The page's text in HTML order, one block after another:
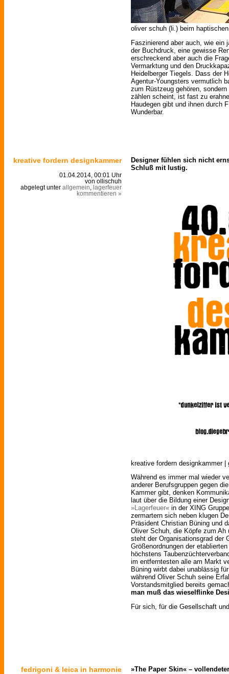
oliver schuh (li.) beim
Faszinierend aber auch, wie ein
der Buchdruck, eine gewisse
erschreckend aber auch die
Vermarktung und den
Heidelberger Tiegels. Dass der
Agentur-Youngsters vermutlich
zum Rüstzeug gehören,
zählen scheint, ist fast zu
Haudegen gibt und ihnen durch
Wunderbar.
kreative fordern designkammer
01.04.2014, 00:01 Uhr
von ollischuh
abgelegt unter allgemein
lagerfeuer
kommentieren »
Designer fühlen sich nicht
Schluß mit lustig.
kreative fordern designkammer |
Während es immer mal wieder
anderer Berufsgruppen gegen
Kammer gibt, denken
laut über die Bildung einer
»Lagerfeuer« in der XING
zermartern sich neben klugen
Präsident Christian Büning und
Oliver Schuh, die Köpfe zum Ah
steht der Organisationsgrad der
Größenordnungen der
höchstens
im entferntesten alle am Markt
Büning wirbt dabei unablässig
während Oliver Schuh seine
Vorstandsmitglied bereits
man muß das wieselflinke
Für sich, für die Gesellschaft
fedrigoni & leica in harmonie »The Paper Skin« –